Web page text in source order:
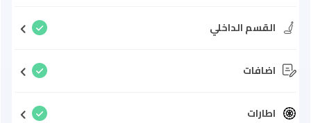
القسم الداخلي
اضافات
اطارات